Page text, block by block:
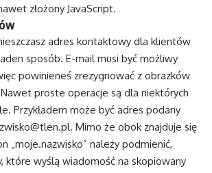
złożony JavaScript.
adres kontaktowy dla klientów
sposób. E-mail musi być możliwy
powinieneś zrezygnować z obrazków
proste operacje są dla niektórych
Przykładem może być adres podany
Mimo że obok znajduje się
„moje.nazwisko” należy podmienić,
które wyślą wiadomość na skopiowany